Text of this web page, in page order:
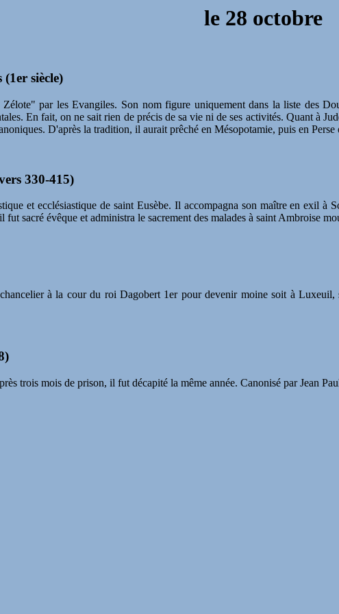
le 28 octobre
siècle)
par les Evangiles. Son nom figure uniquement dans la liste des
En fait, on ne sait rien de précis de sa vie ni de ses activités. Quant à
D'après la tradition, il aurait prêché en Mésopotamie, puis en
330-415)
et ecclésiastique de saint Eusèbe. Il accompagna son maître en exil
sacré évêque et administra le sacrement des malades à saint Ambroise
à la cour du roi Dagobert 1er pour devenir moine soit à
trois mois de prison, il fut décapité la même année. Canonisé par Jean